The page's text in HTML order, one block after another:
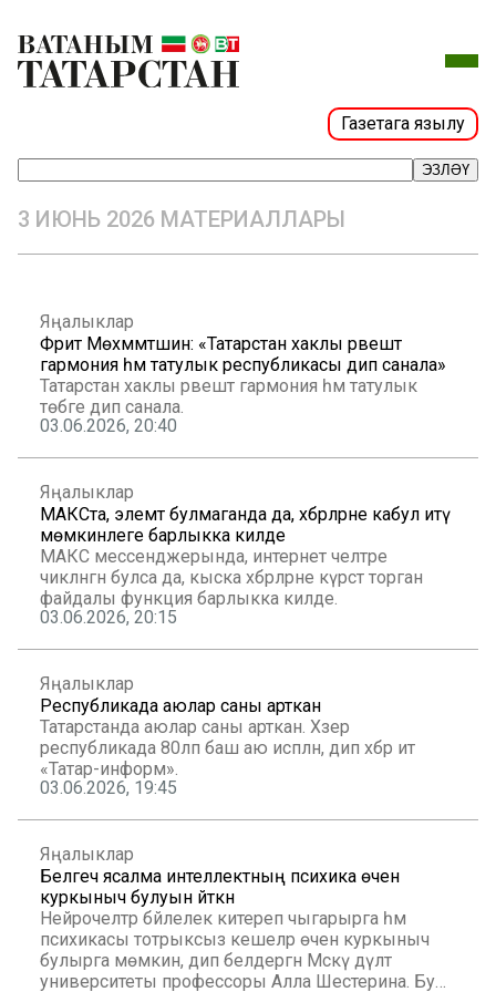
Газетага язылу
ЭЗЛӘҮ
3 ИЮНЬ 2026 МАТЕРИАЛЛАРЫ
Яңалыклар
Фәрит Мөхәммәтшин: «Татарстан хаклы рәвештә
гармония һәм татулык республикасы дип санала»
Татарстан хаклы рәвештә гармония һәм татулык
төбәге дип санала.
03.06.2026, 20:40
Яңалыклар
МАКСта, элемтә булмаганда да, хәбәрләрне кабул итү
мөмкинлеге барлыкка килде
МАКС мессенджерында, интернет челтәре
чикләнгән булса да, кыска хәбәрләрне күрсәтә торган
файдалы функция барлыкка килде.
03.06.2026, 20:15
Яңалыклар
Республикада аюлар саны арткан
Татарстанда аюлар саны арткан. Хәзер
республикада 80ләп баш аю исәпләнә, дип хәбәр итә
«Татар-информ».
03.06.2026, 19:45
Яңалыклар
Белгеч ясалма интеллектның психика өчен
куркыныч булуын әйткән
Нейрочелтәр бәйлелек китереп чыгарырга һәм
психикасы тотрыксыз кешеләр өчен куркыныч
булырга мөмкин, дип белдергән Мәскәү дәүләт
университеты профессоры Алла Шестерина. Бу